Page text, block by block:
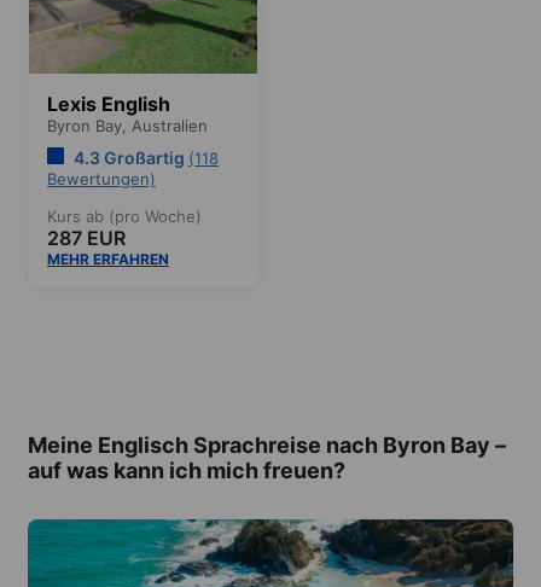
Lexis English
Byron Bay, Australien
4.3 Großartig (118
Bewertungen)
Kurs ab (pro Woche)
287 EUR
MEHR ERFAHREN
Meine Englisch Sprachreise nach Byron Bay –
auf was kann ich mich freuen?